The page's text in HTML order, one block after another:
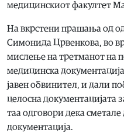
медицинскиот факултет
На вкрстени прашања од
Симонида Црвенкова, во
мислење на третманот на
медицинска
јавен обвинител, и дали
целосна документацијата
таа одговори дека
документација.